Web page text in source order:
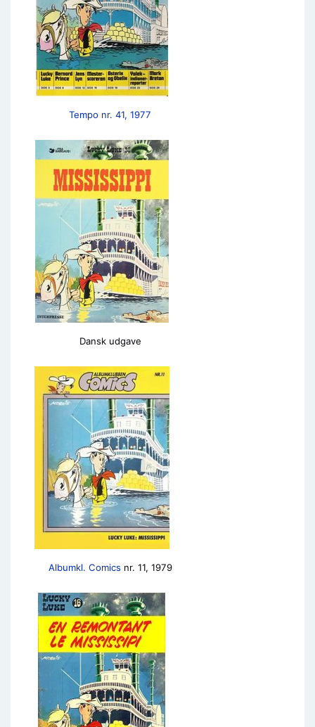
Tempo nr. 41, 1977
Dansk udgave
Albumkl. Comicsnr. 11, 1979